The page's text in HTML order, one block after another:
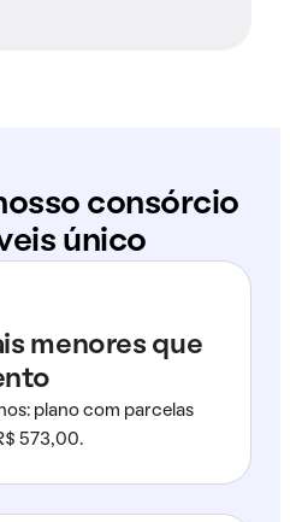
consórcio
único
menores que
plano com parcelas
573,00.